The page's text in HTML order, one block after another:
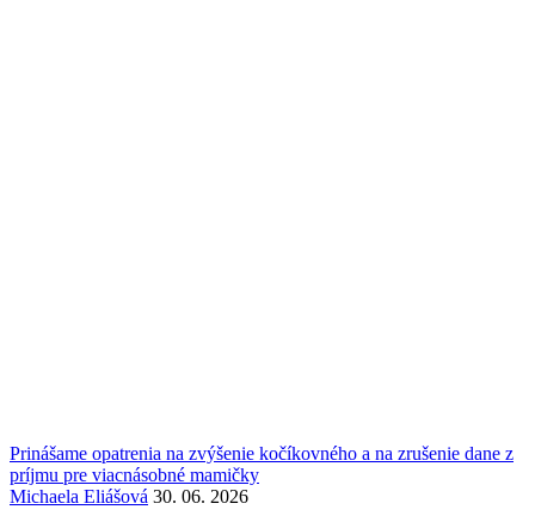
Prinášame opatrenia na zvýšenie kočíkovného a na zrušenie dane z
príjmu pre viacnásobné mamičky
Michaela Eliášová 30. 06. 2026